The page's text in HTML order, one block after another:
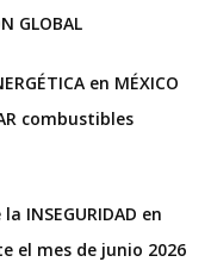
GLOBAL
en MÉXICO
combustibles
la INSEGURIDAD en
el mes de junio 2026